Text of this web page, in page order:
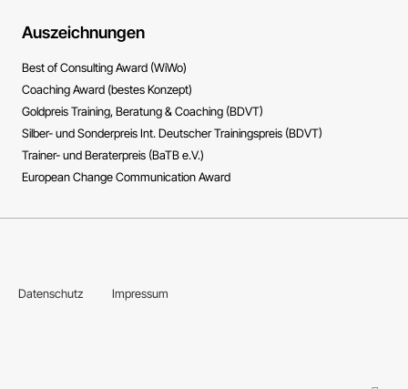
Auszeichnungen
Best of Consulting Award (WiWo)
Coaching Award (bestes Konzept)
Goldpreis Training, Beratung & Coaching (BDVT)
Silber- und Sonderpreis Int. Deutscher Trainingspreis (BDVT)
Trainer- und Beraterpreis (BaTB e.V.)
European Change Communication Award
Datenschutz Impressum